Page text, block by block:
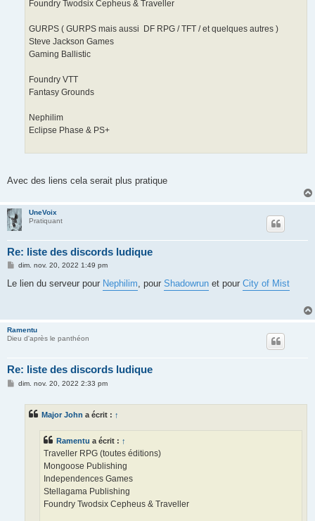
Foundry Twodsix Cepheus & Traveller
GURPS ( GURPS mais aussi DF RPG / TFT / et quelques autres )
Steve Jackson Games
Gaming Ballistic
Foundry VTT
Fantasy Grounds
Nephilim
Eclipse Phase & PS+
Avec des liens cela serait plus pratique
UneVoix
Pratiquant
Re: liste des discords ludique
M
s
dim. nov. 20, 2022 1:49 pm
Le lien du serveur pour Nephilim, pour Shadowrun et pour City of Mist
Ramentu
Dieu d'après le panthéon
Re: liste des discords ludique
Mdim. nov. 20, 2022 2:33 pm
Major John a écrit : ↑
Ramentu a écrit : ↑
Traveller RPG (toutes éditions)
Mongoose Publishing
Independences Games
Stellagama Publishing
Foundry Twodsix Cepheus & Traveller